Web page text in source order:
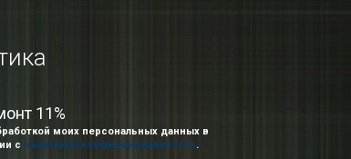
11%
моих персональных данных в
с политикой конфиденциальности.